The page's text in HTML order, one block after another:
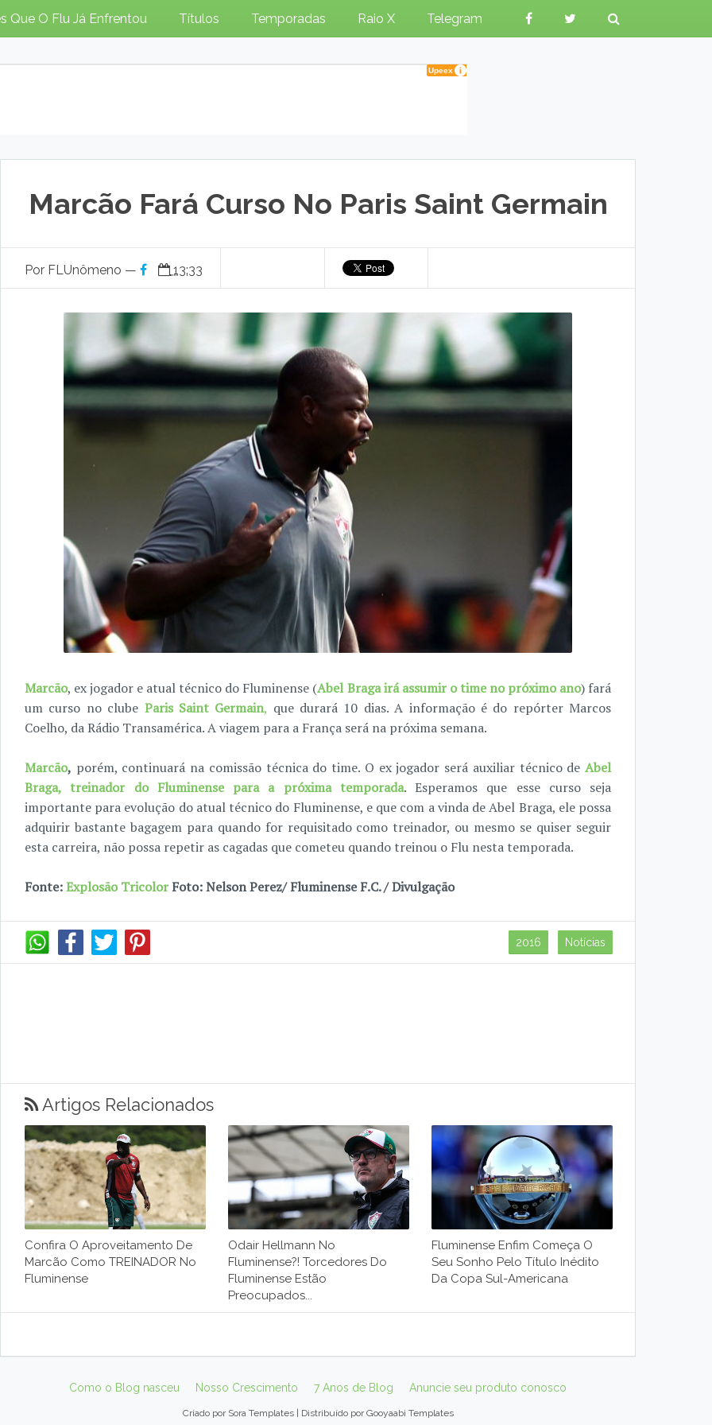
Que O Flu Já Enfrentou Títulos Temporadas Raio X Telegram
Marcão Fará Curso No Paris Saint Germain
Por FLUnômeno — 13:33
Marcão, ex jogador e atual técnico do Fluminense (Abel Braga irá assumir o time no próximo ano) fará
um curso no clube Paris Saint Germain, que durará 10 dias. A informação é do repórter Marcos
Coelho, da Rádio Transamérica. A viagem para a França será na próxima semana.
Marcão, porém, continuará na comissão técnica do time. O ex jogador será auxiliar técnico de Abel
Braga, treinador do Fluminense para a próxima temporada. Esperamos que esse curso seja
importante para evolução do atual técnico do Fluminense, e que com a vinda de Abel Braga, ele possa
adquirir bastante bagagem para quando for requisitado como treinador, ou mesmo se quiser seguir
esta carreira, não possa repetir as cagadas que cometeu quando treinou o Flu nesta temporada.
Fonte:Explosão TricolorFoto: Nelson Perez/ Fluminense F.C. / Divulgação
2016 Notícias
Artigos Relacionados
Confira O Aproveitamento De
Marcão Como TREINADOR No
Fluminense
Odair Hellmann No
Fluminense?! Torcedores Do
Fluminense Estão
Preocupados...
Fluminense Enfim Começa O
Seu Sonho Pelo Título Inédito
Da Copa Sul-Americana
Como o Blog nasceu Nosso Crescimento 7 Anos de Blog Anuncie seu produto conosco
Criado por Sora Templates| Distribuído porGooyaabi Templates